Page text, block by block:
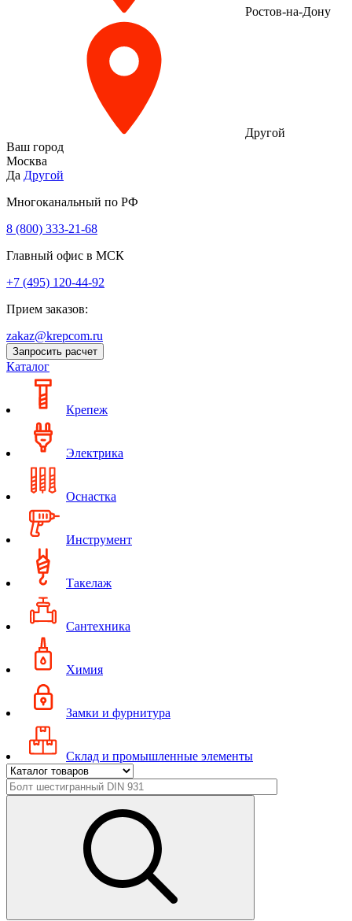
Ростов-на-Дону
Другой
Ваш город
Москва
Да Другой
Многоканальный по РФ
8 (800) 333‑21-68
Главный офис в МСК
+7 (495) 120-44-92
Прием заказов:
zakaz@krepcom.ru
Запросить расчет
Каталог
Крепеж
Электрика
Оснастка
Инструмент
Такелаж
Сантехника
Химия
Замки и фурнитура
Склад и промышленные элементы